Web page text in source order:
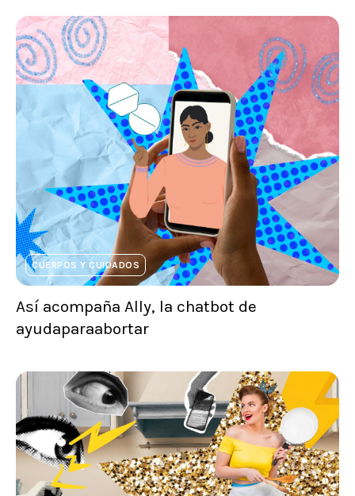
CUERPOS Y CUIDADOS
Así acompaña Ally, la chatbot de
ayudaparaabortar